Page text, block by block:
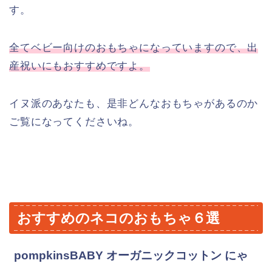
す。
全てベビー向けのおもちゃになっていますので、出
産祝いにもおすすめですよ。
イヌ派のあなたも、是非どんなおもちゃがあるのか
ご覧になってくださいね。
おすすめのネコのおもちゃ６選
pompkinsBABY オーガニックコットン にゃ